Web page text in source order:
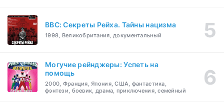
BBC: Секреты Рейха. Тайны нацизма
1998, Великобритания, документальный
Могучие рейнджеры: Успеть на
помощь
2000, Франция, Япония, США, фантастика,
фэнтези, боевик, драма, приключения, семейный